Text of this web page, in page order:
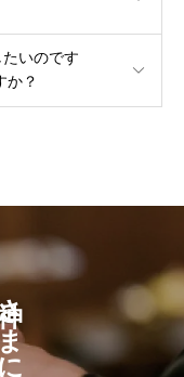
いのです
か？
に